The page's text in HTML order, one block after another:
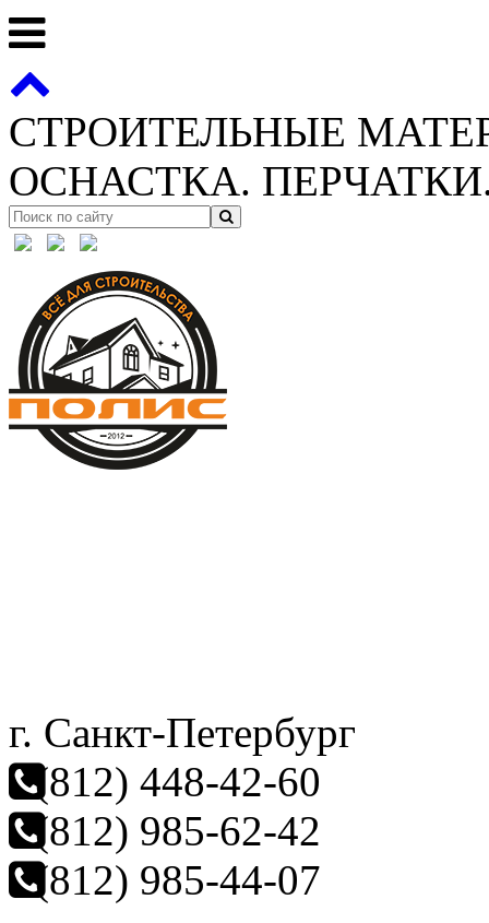
СТРОИТЕЛЬНЫЕ
ОСНАСТКА.
г. Санкт-Петербург
(812) 448-42-60
(812) 985-62-42
(812) 985-44-07